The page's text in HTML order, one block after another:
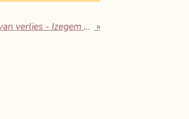
Betekenisvol plaats geven van verlies - Izegem 9/12/2024 »